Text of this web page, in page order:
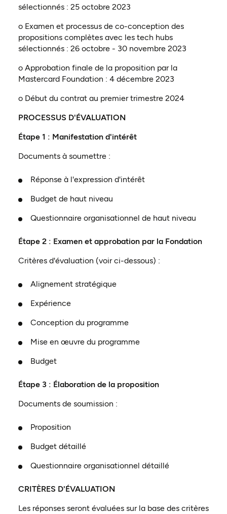
sélectionnés : 25 octobre 2023
o Examen et processus de co-conception des
propositions complètes avec les tech hubs
sélectionnés : 26 octobre - 30 novembre 2023
o Approbation finale de la proposition par la
Mastercard Foundation : 4 décembre 2023
o Début du contrat au premier trimestre 2024
PROCESSUS D'ÉVALUATION
Étape 1 : Manifestation d'intérêt
Documents à soumettre :
Réponse à l'expression d'intérêt
Budget de haut niveau
Questionnaire organisationnel de haut niveau
Étape 2 : Examen et approbation par la Fondation
Critères d'évaluation (voir ci-dessous) :
Alignement stratégique
Expérience
Conception du programme
Mise en œuvre du programme
Budget
Étape 3 : Élaboration de la proposition
Documents de soumission :
Proposition
Budget détaillé
Questionnaire organisationnel détaillé
CRITÈRES D'ÉVALUATION
Les réponses seront évaluées sur la base des critères